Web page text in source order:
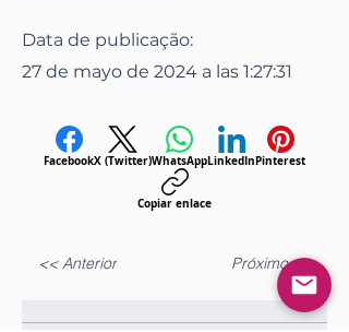
Data de publicação:
27 de mayo de 2024 a las 1:27:31
FacebookX (Twitter)WhatsAppLinkedInPinterest
Copiar enlace
<< Anterior Próximo >>